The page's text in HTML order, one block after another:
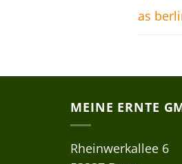
as
MEINE ERNTE
Rheinwerkallee 6